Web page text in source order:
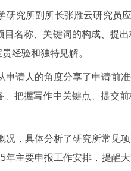
研究所副所长张雁云研究员
名称、关键词的构成、提
经验和独特见解。
请人的角度分享了申请前
把握写作中关键点、提交
况，具体分析了研究所常见
年主要申报工作安排，提醒